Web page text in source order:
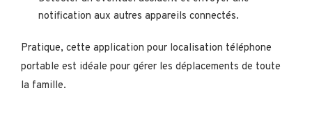
notification aux autres appareils connectés.
Pratique, cette application pour localisation téléphone
portable est idéale pour gérer les déplacements de toute
la famille.